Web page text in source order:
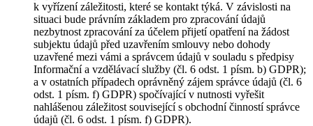
k vyřízení záležitosti, které se kontakt týká. V závislosti na
situaci bude právním základem pro zpracování údajů
nezbytnost zpracování za účelem přijetí opatření na žádost
subjektu údajů před uzavřením smlouvy nebo dohody
uzavřené mezi vámi a správcem údajů v souladu s předpisy
Informační a vzdělávací služby (čl. 6 odst. 1 písm. b) GDPR);
a v ostatních případech oprávněný zájem správce údajů (čl. 6
odst. 1 písm. f) GDPR) spočívající v nutnosti vyřešit
nahlášenou záležitost související s obchodní činností správce
údajů (čl. 6 odst. 1 písm. f) GDPR).